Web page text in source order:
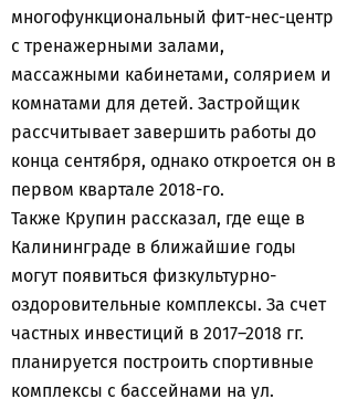
многофункциональный фит-нес-центр
с тренажерными залами,
массажными кабинетами, солярием и
комнатами для детей. Застройщик
рассчитывает завершить работы до
конца сентября, однако откроется он в
первом квартале 2018-го.
Также Крупин рассказал, где еще в
Калининграде в ближайшие годы
могут появиться физкультурно-
оздоровительные комплексы. За счет
частных инвестиций в 2017–2018 гг.
планируется построить спортивные
комплексы с бассейнами на ул.